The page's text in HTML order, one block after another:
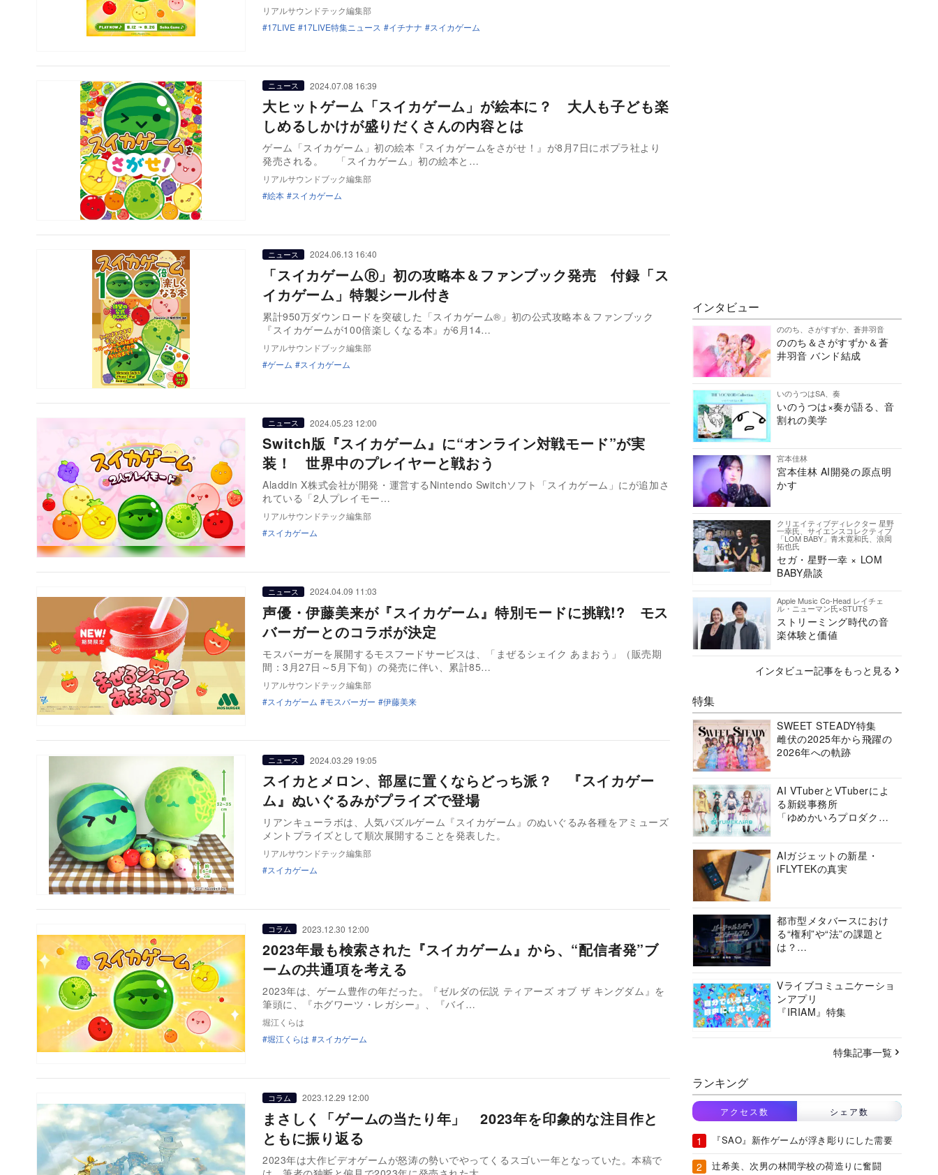
リアルサウンドテック編集部
17LIVE
17LIVE特集ニュース イチナナ スイカゲーム
ニュース 2024.07.08 16:39
大ヒットゲーム「スイカゲーム」が絵本に？ 大人も子ども楽
しめるしかけが盛りだくさんの内容とは
ゲーム「スイカゲーム」初の絵本『スイカゲームをさがせ！』が8月7日にポプラ社より
発売される。 「スイカゲーム」初の絵本と…
リアルサウンドブック編集部
絵本
スイカゲーム
ニュース 2024.06.13 16:40
「スイカゲームⓇ」初の攻略本＆ファンブック発売 付録「ス
イカゲーム」特製シール付き
累計950万ダウンロードを突破した「スイカゲーム®」初の公式攻略本＆ファンブック
『スイカゲームが100倍楽しくなる本』が6月14…
リアルサウンドブック編集部
ゲーム
スイカゲーム
ニュース 2024.05.23 12:00
Switch版『スイカゲーム』に“オンライン対戦モード”が実
装！ 世界中のプレイヤーと戦おう
Aladdin X株式会社が開発・運営するNintendo Switchソフト「スイカゲーム」にが追加さ
れている「2人プレイモー…
リアルサウンドテック編集部
スイカゲーム
ニュース 2024.04.09 11:03
声優・伊藤美来が『スイカゲーム』特別モードに挑戦!? モス
バーガーとのコラボが決定
モスバーガーを展開するモスフードサービスは、「まぜるシェイク あまおう」（販売期
間：3月27日～5月下旬）の発売に伴い、累計85…
リアルサウンドテック編集部
スイカゲーム
モスバーガー 伊藤美来
ニュース 2024.03.29 19:05
スイカとメロン、部屋に置くならどっち派？ 『スイカゲー
ム』ぬいぐるみがプライズで登場
リアンキューラボは、人気パズルゲーム『スイカゲーム』のぬいぐるみ各種をアミューズ
メントプライズとして順次展開することを発表した。
リアルサウンドテック編集部
スイカゲーム
コラム 2023.12.30 12:00
2023年最も検索された『スイカゲーム』から、“配信者発”ブ
ームの共通項を考える
2023年は、ゲーム豊作の年だった。『ゼルダの伝説 ティアーズ オブ ザ キングダム』を
筆頭に、『ホグワーツ・レガシー』、『バイ…
堀江くらは
堀江くらは
スイカゲーム
コラム 2023.12.29 12:00
まさしく「ゲームの当たり年」 2023年を印象的な注目作と
ともに振り返る
2023年は大作ビデオゲームが怒涛の勢いでやってくるスゴい一年となっていた。本稿で
インタビュー
ののち、さがすずか、蒼井羽音
ののち＆さがすずか＆蒼
井羽音 バンド結成
いのうつはSA、奏
いのうつは×奏が語る、音
割れの美学
宮本佳林
宮本佳林 AI開発の原点明
かす
クリエイティブディレクター 星野
一幸氏、サイエンスコレクティブ
「LOM BABY」青木寛和氏、浪岡
拓也氏
セガ・星野一幸 × LOM
BABY鼎談
Apple Music Co-Head レイチェ
ル・ニューマン氏×STUTS
ストリーミング時代の音
楽体験と価値
インタビュー記事をもっと見る
特集
SWEET STEADY特集
雌伏の2025年から飛躍の
2026年への軌跡
AI VTuberとVTuberによ
る新鋭事務所
「ゆめかいろプロダクシ
AIガジェットの新星・
iFLYTEKの真実
都市型メタバースにおけ
る“権利”や“法”の課題と
は？
ーシアムの挑戦に迫る
Vライブコミュニケーショ
ンアプリ
『IRIAM』特集
特集記事一覧
ランキング
アクセス数 シェア数
『SAO』新作ゲームが浮き彫りにした需要
辻希美、次男の林間学校の荷造りに奮闘